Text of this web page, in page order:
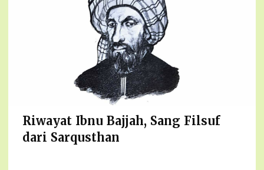
Riwayat Ibnu Bajjah, Sang Filsuf
dari Sarqusthan